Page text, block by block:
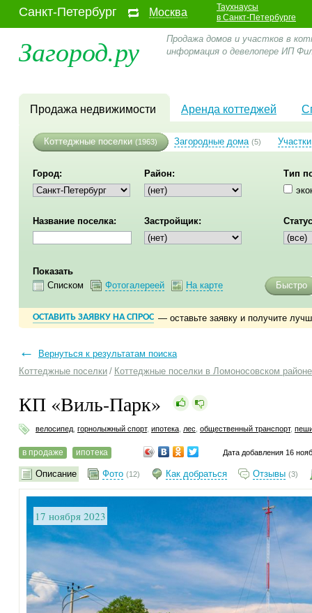
Санкт-Петербург Москва
Таухнаусы
в Санкт-Петербурге
Загород.ру
Продажа домов и участков в
информация о девелопере ИП
Продажа недвижимости Аренда коттеджей
Коттеджные поселки (1963) Загородные дома (5) Участки
Город: Район:
Тип
Название поселка: Застройщик:
Показать
Списком
Фотогалереей На карте Быстро
ОСТАВИТЬ ЗАЯВКУ НА СПРОС — оставьте заявку и получите
←
Вернуться к результатам поиска
Коттеджные поселки / Коттеджные поселки в Ломоносовском районе
КП «Виль-Парк»
велосипед горнолыжный спорт, ипотека лес общественный транспорт,
в продаже ипотека Дата добавления 16
Описание Фото (12) Как добраться Отзывы (3)
17 ноября 2023